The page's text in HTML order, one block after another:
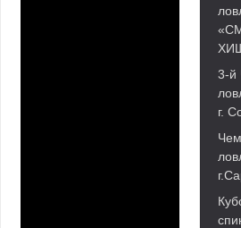
3-й
г.